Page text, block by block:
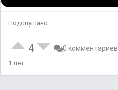
Подслушано
4 0 комментариев
1 лет